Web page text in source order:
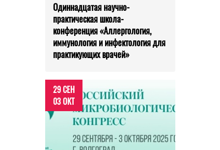
Одиннадцатая научно-
практическая школа-
конференция «Аллергология,
иммунология и инфектология для
практикующих врачей»
29 СЕН
03 ОКТ